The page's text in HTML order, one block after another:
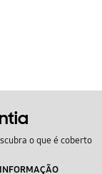
o que é coberto